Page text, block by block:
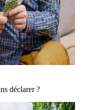
déclarer ?